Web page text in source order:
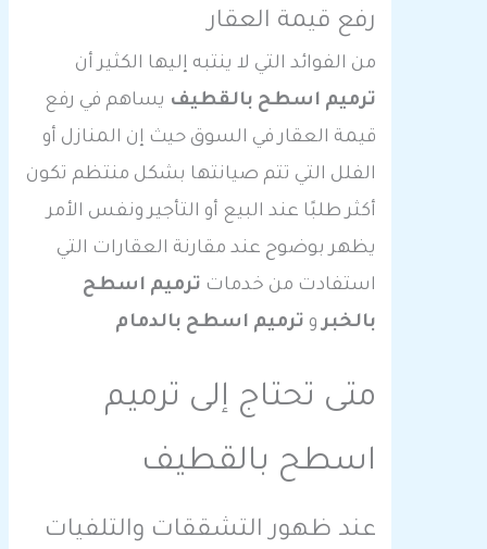
رفع قيمة العقار
من الفوائد التي لا ينتبه إليها الكثير أن
ترميم اسطح بالقطيفيساهم في رفع
قيمة العقار في السوق حيث إن المنازل أو
الفلل التي تتم صيانتها بشكل منتظم تكون
أكثر طلبًا عند البيع أو التأجير ونفس الأمر
يظهر بوضوح عند مقارنة العقارات التي
استفادت من خدماتترميم اسطح
بالخبروترميم اسطح بالدمام
متى تحتاج إلى ترميم
اسطح بالقطيف
عند ظهور التشققات والتلفيات